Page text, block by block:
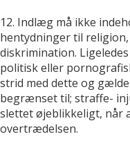
12. Indlæg må ikke
hentydninger til
diskrimination.
politisk eller
strid med dette og
begrænset til; straffe-
slettet øjeblikkeligt, når
overtrædelsen.